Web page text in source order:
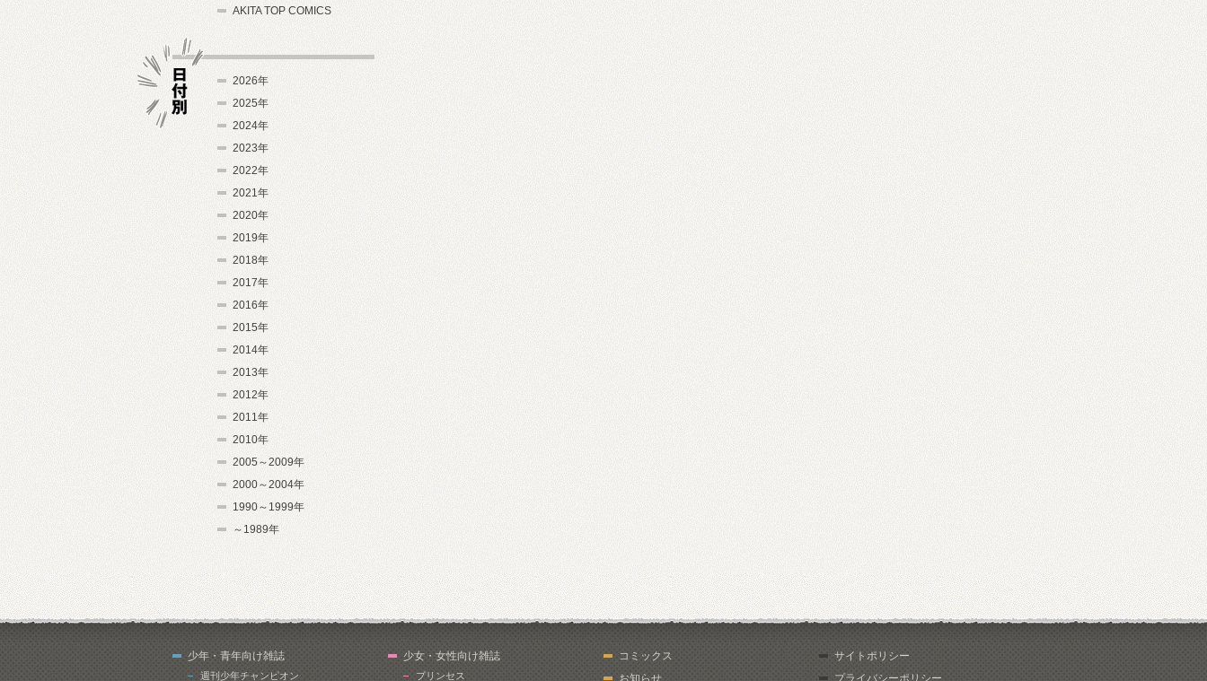
AKITA TOP COMICS
2026年
2025年
2024年
2023年
2022年
2021年
2020年
2019年
2018年
2017年
2016年
2015年
2014年
2013年
2012年
2011年
2010年
2005～2009年
2000～2004年
1990～1999年
～1989年
少年・青年向け雑誌
週刊少年チャンピオン
少女・女性向け雑誌
プリンセス
コミックス
お知らせ
サイトポリシー
プライバシーポリシー